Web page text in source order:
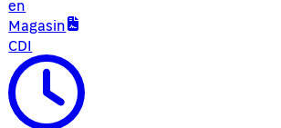
en
Magasin
CDI